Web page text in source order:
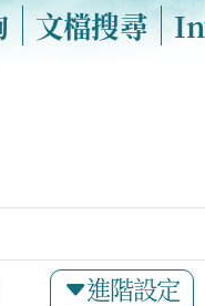
文檔搜尋
進階設定